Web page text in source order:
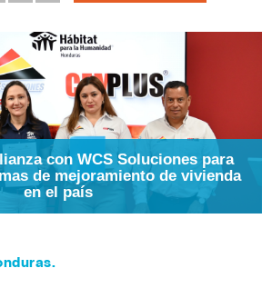
con WCS Soluciones para
de mejoramiento de vivienda
en el país